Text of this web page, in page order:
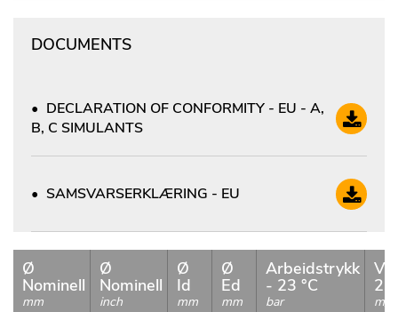
DOCUMENTS
DECLARATION OF CONFORMITY - EU - A,
B, C SIMULANTS
SAMSVARSERKLÆRING - EU
Ø
Nominell
mm
Ø
Nominell
inch
Ø
Id
mm
Ø
Ed
mm
Arbeidstrykk
- 23 °C
bar
23
m/H